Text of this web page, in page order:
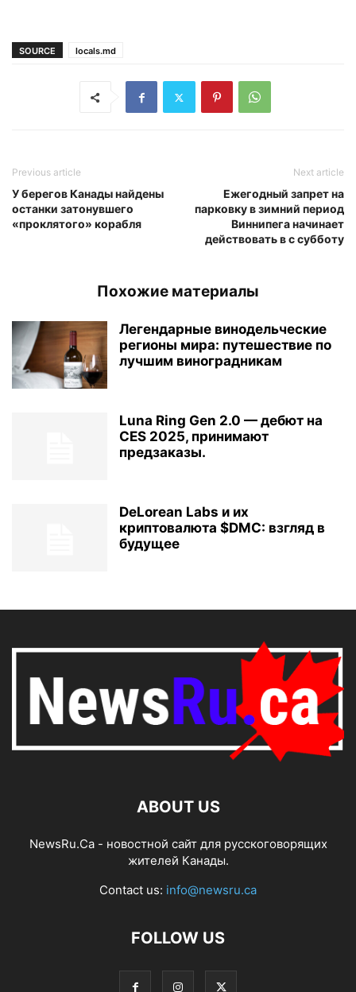
SOURCE locals.md
Previous article
У берегов Канады найдены
останки затонувшего
«проклятого» корабля
Next article
Ежегодный запрет на
парковку в зимний период
Виннипега начинает
действовать в с субботу
Похожие материалы
Легендарные винодельческие
регионы мира: путешествие по
лучшим виноградникам
Luna Ring Gen 2.0 — дебют на
CES 2025, принимают
предзаказы.
DeLorean Labs и их
криптовалюта $DMC: взгляд в
будущее
ABOUT US
NewsRu.Ca - новостной сайт для русскоговорящих
жителей Канады.
Contact us: info@newsru.ca
FOLLOW US